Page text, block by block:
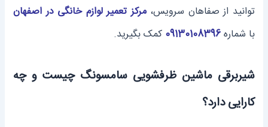
توانید از صفاهان سرویس،مرکز تعمیر لوازم خانگی در اصفهان
با شماره09130108396 کمک بگیرید.
شیربرقی ماشین ظرفشویی سامسونگ چیست و چه
کارایی دارد؟